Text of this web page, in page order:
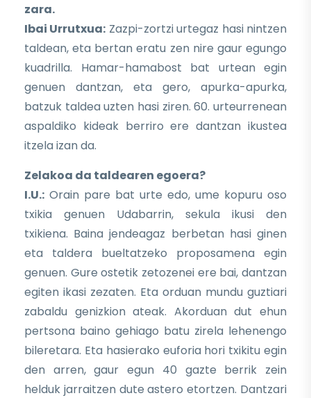
zara.
Ibai Urrutxua: Zazpi-zortzi urtegaz hasi nintzen
taldean, eta bertan eratu zen nire gaur egungo
kuadrilla. Hamar-hamabost bat urtean egin
genuen dantzan, eta gero, apurka-apurka,
batzuk taldea uzten hasi ziren. 60. urteurrenean
aspaldiko kideak berriro ere dantzan ikustea
itzela izan da.
Zelakoa da taldearen egoera?
I.U.: Orain pare bat urte edo, ume kopuru oso
txikia genuen Udabarrin, sekula ikusi den
txikiena. Baina jendeagaz berbetan hasi ginen
eta taldera bueltatzeko proposamena egin
genuen. Gure ostetik zetozenei ere bai, dantzan
egiten ikasi zezaten. Eta orduan mundu guztiari
zabaldu genizkion ateak. Akorduan dut ehun
pertsona baino gehiago batu zirela lehenengo
bileretara. Eta hasierako euforia hori txikitu egin
den arren, gaur egun 40 gazte berrik zein
helduk jarraitzen dute astero etortzen. Dantzari